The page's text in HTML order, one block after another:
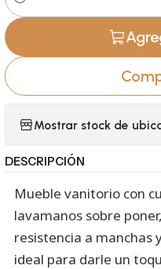
Cantidad
Mostrar stock de
DESCRIPCIÓN
Mueble vanitorio con
lavamanos sobre
resistencia a manchas
ideal para darle un